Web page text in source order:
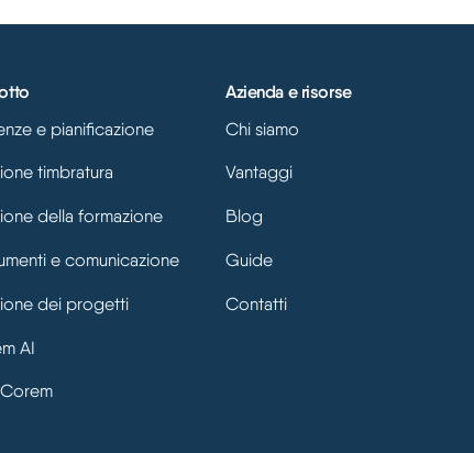
e pianificazione
timbratura
della formazione
e comunicazione
dei progetti
AI
Azienda e risorse
Chi siamo
Vantaggi
Blog
Guide
Contatti